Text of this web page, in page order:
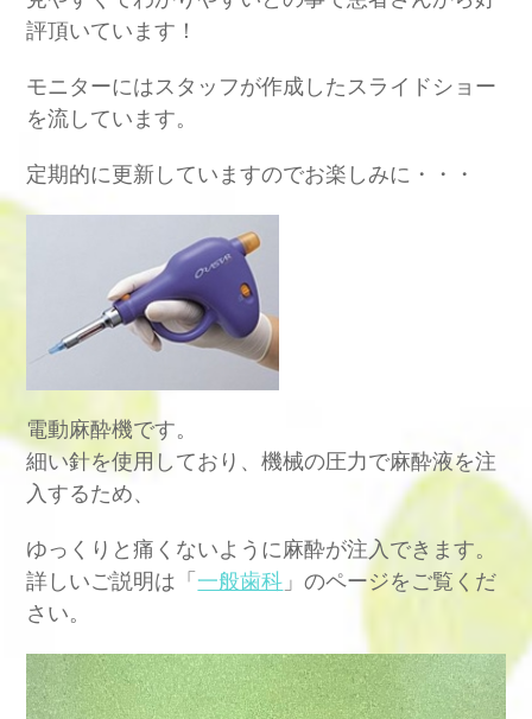
評頂いています！
モニターにはスタッフが作成したスライドショー
を流しています。
定期的に更新していますのでお楽しみに・・・
電動麻酔機です。
細い針を使用しており、機械の圧力で麻酔液を注
入するため、
ゆっくりと痛くないように麻酔が注入できます。
詳しいご説明は「 一般歯科 」のページをご覧くだ
さい。